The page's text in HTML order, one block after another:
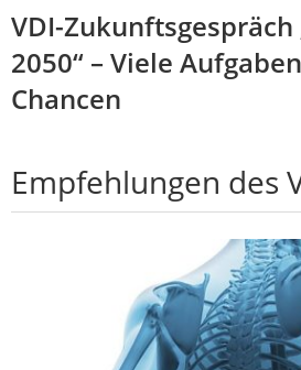
VDI-
2050“ – Viele
Chancen
Empfehlungen des